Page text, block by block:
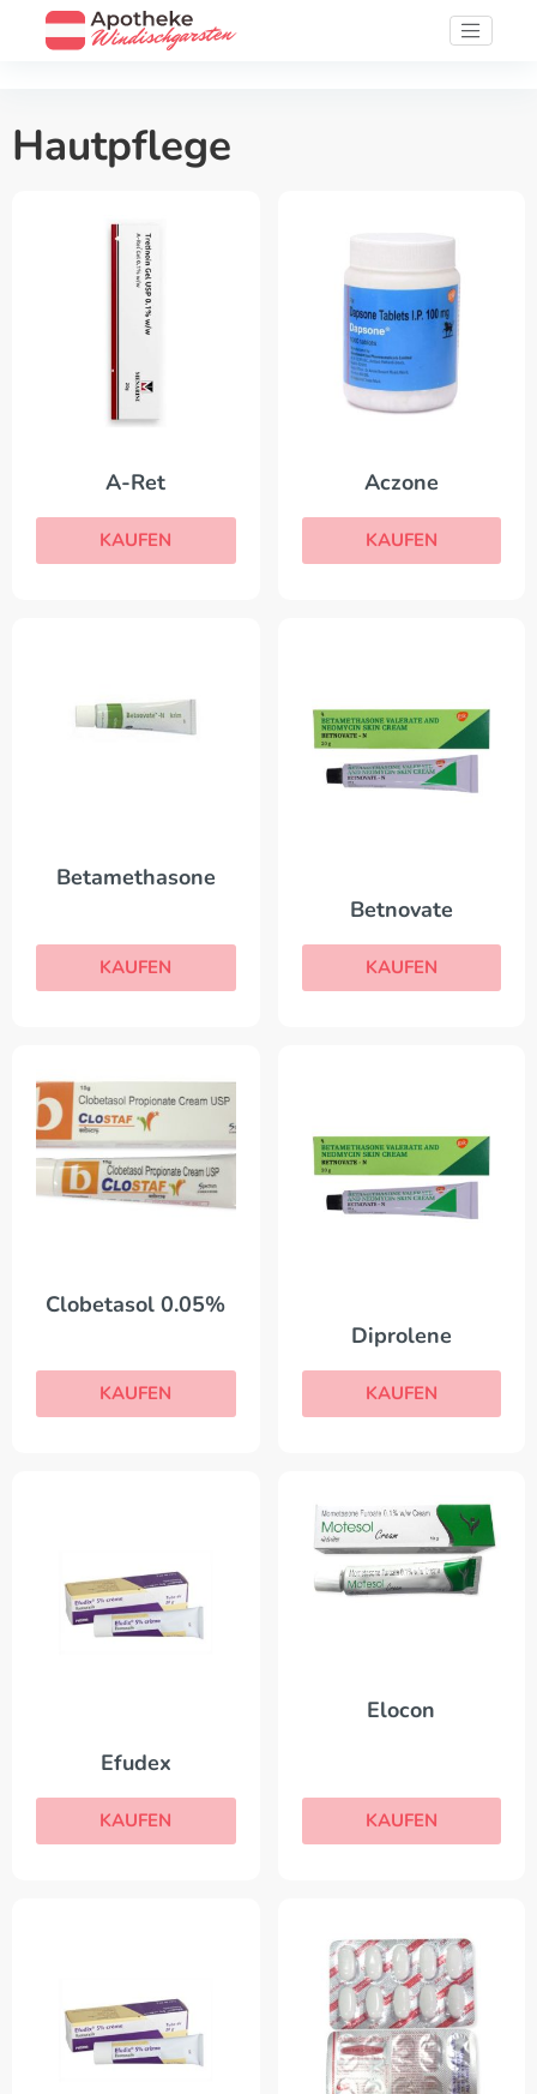
Hautpflege
A-Ret
KAUFEN
Aczone
KAUFEN
Betamethasone
KAUFEN
Betnovate
KAUFEN
Clobetasol 0.05%
KAUFEN
Diprolene
KAUFEN
Efudex
KAUFEN
Elocon
KAUFEN